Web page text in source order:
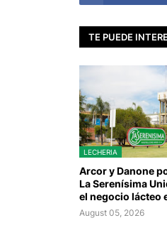
TE PUEDE
LECHERIA
Arcor y Danone
La Serenísima
el negocio lácteo
August 05, 2026